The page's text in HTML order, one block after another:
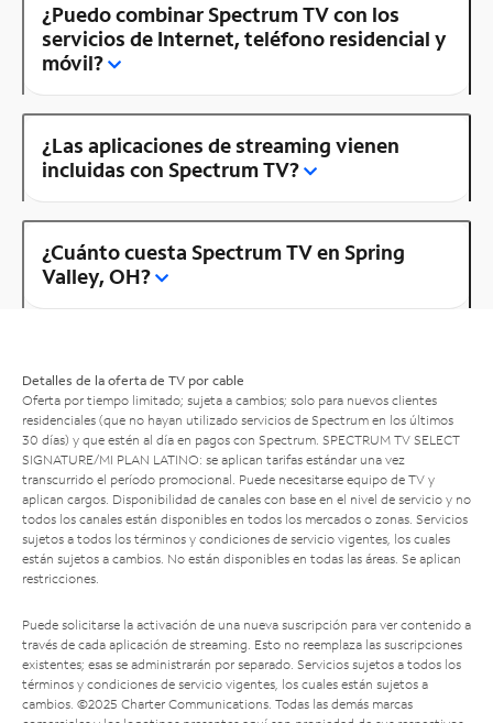
¿Puedo combinar Spectrum TV con los
servicios de Internet, teléfono residencial y
móvil?
¿Las aplicaciones de streaming vienen
incluidas con Spectrum TV?
¿Cuánto cuesta Spectrum TV en Spring
Valley, OH?
Detalles de la oferta de TV por cable
Oferta por tiempo limitado; sujeta a cambios; solo para nuevos clientes
residenciales (que no hayan utilizado servicios de Spectrum en los últimos
30 días) y que estén al día en pagos con Spectrum. SPECTRUM TV SELECT
SIGNATURE/MI PLAN LATINO: se aplican tarifas estándar una vez
transcurrido el período promocional. Puede necesitarse equipo de TV y
aplican cargos. Disponibilidad de canales con base en el nivel de servicio y no
todos los canales están disponibles en todos los mercados o zonas. Servicios
sujetos a todos los términos y condiciones de servicio vigentes, los cuales
están sujetos a cambios. No están disponibles en todas las áreas. Se aplican
restricciones.
Puede solicitarse la activación de una nueva suscripción para ver contenido a
través de cada aplicación de streaming. Esto no reemplaza las suscripciones
existentes; esas se administrarán por separado. Servicios sujetos a todos los
términos y condiciones de servicio vigentes, los cuales están sujetos a
cambios. ©2025 Charter Communications. Todas las demás marcas